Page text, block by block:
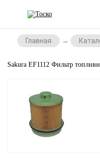
Главная
Sakura EF1112 Фильтр